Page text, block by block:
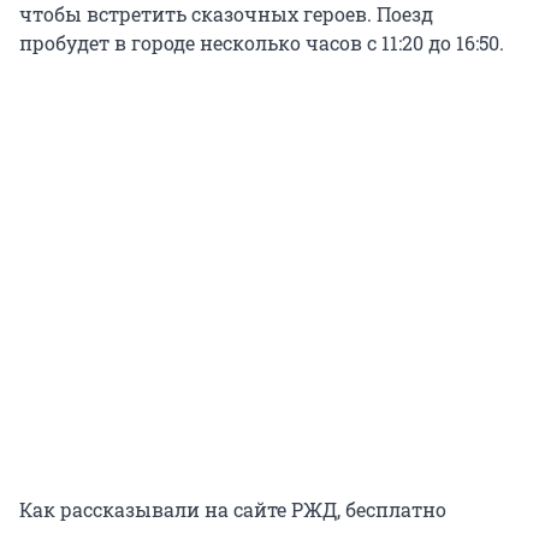
чтобы встретить сказочных героев. Поезд
пробудет в городе несколько часов с 11:20 до 16:50.
Как рассказывали на сайте РЖД, бесплатно